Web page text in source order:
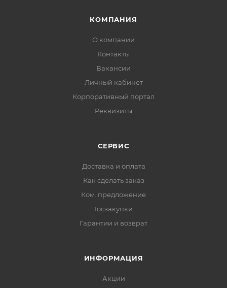
КОМПАНИЯ
О компании
Контакты
Вакансии
Личный кабинет
Корпоративный портал
Реквизиты
СЕРВИС
Доставка и оплата
Как сделать заказ
Ком. предложение
Госзакупки
Гарантии и возврат
ИНФОРМАЦИЯ
Акции